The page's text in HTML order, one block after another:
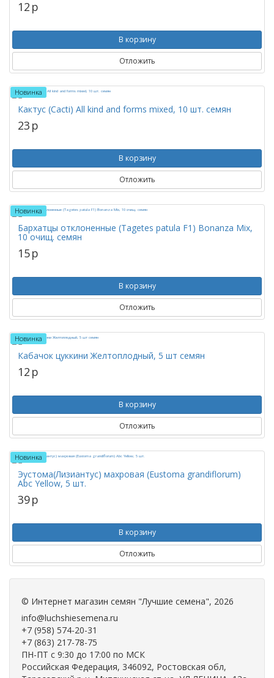
12 p
В корзину
Отложить
Новинка
Кактус (Cacti) All kind and forms mixed, 10 шт. семян
23 p
В корзину
Отложить
Новинка
Бархатцы отклоненные (Tagetes patula F1) Bonanza Mix,
10 очищ. семян
15p
В корзину
Отложить
Новинка
Кабачок цуккини Желтоплодный, 5 шт семян
12 p
В корзину
Отложить
Новинка
Эустома(Лизиантус) махровая (Eustoma grandiflorum)
Abc Yellow, 5 шт.
39p
В корзину
Отложить
© Интернет магазин семян "Лучшие семена", 2026
info@luchshiesemena.ru
+7 (958) 574-20-31
+7 (863) 217-78-75
ПН-ПТ с 9:30 до 17:00 по МСК
Российская Федерация, 346092, Ростовская обл,